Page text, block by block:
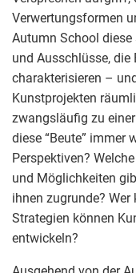
Verwertungsformen
Autumn School diese
und Ausschlüsse, die
charakterisieren –
Kunstprojekten
zwangsläufig zu
diese “Beute” immer
Perspektiven?
und Möglichkeiten
ihnen zugrunde?
Strategien können
entwickeln?